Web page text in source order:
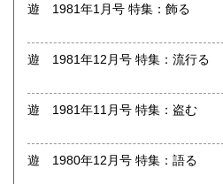
遊 1981年1月号 特集：飾る
遊 1981年12月号 特集：流行る
遊 1981年11月号 特集：盗む
遊 1980年12月号 特集：語る